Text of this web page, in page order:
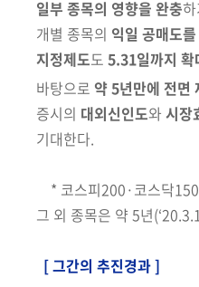
일부 종목의 영향을 완충
개별 종목의 익일 공매도
지정제도도 5.31일까지 확
바탕으로 약 5년만에 전면
증시의 대외신인도와 시장
기대한다.
* 코스피200·코스닥
그 외 종목은 약 5년
[ 그간의 추진경과 ]